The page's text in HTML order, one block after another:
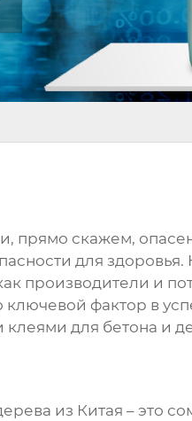
прямо скажем,
для здоровья.
производители и
ключевой фактор в
для бетона и
из Китая – это